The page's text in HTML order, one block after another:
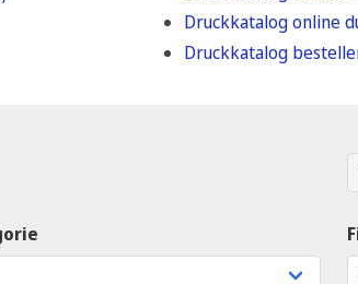
Druckkatalog online
Druckkatalog